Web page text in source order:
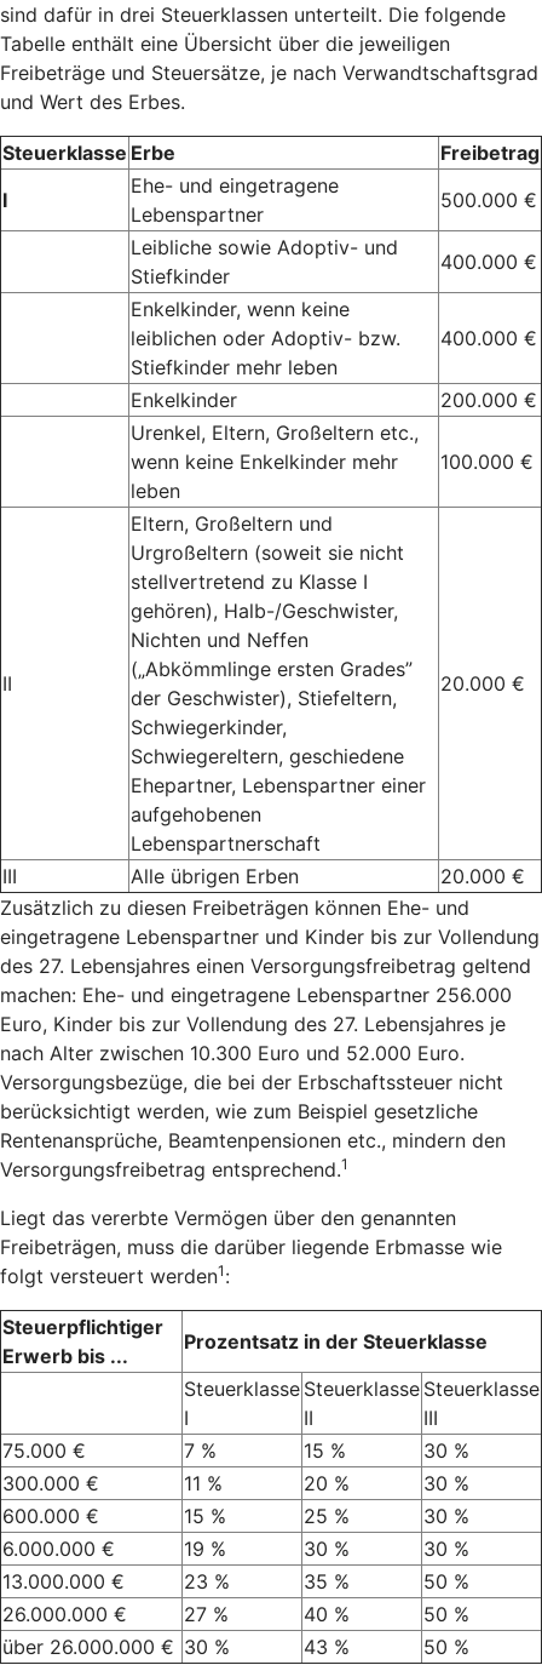
sind dafür in drei Steuerklassen unterteilt. Die folgende
Tabelle enthält eine Übersicht über die jeweiligen
Freibeträge und Steuersätze, je nach Verwandtschaftsgrad
und Wert des Erbes.
Steuerklasse Erbe
Freibetrag
I
Ehe- und eingetragene
Lebenspartner
500.000 €
Leibliche sowie Adoptiv- und
Stiefkinder
400.000 €
Enkelkinder, wenn keine
leiblichen oder Adoptiv- bzw.
Stiefkinder mehr leben
400.000 €
Enkelkinder
200.000 €
Urenkel, Eltern, Großeltern etc.,
wenn keine Enkelkinder mehr
leben
100.000 €
II
Eltern, Großeltern und
Urgroßeltern (soweit sie nicht
stellvertretend zu Klasse I
gehören), Halb-/Geschwister,
Nichten und Neffen
(„Abkömmlinge ersten Grades”
der Geschwister), Stiefeltern,
Schwiegerkinder,
Schwiegereltern, geschiedene
Ehepartner, Lebenspartner einer
aufgehobenen
Lebenspartnerschaft
20.000 €
III Alle übrigen Erben
20.000 €
Zusätzlich zu diesen Freibeträgen können Ehe- und
eingetragene Lebenspartner und Kinder bis zur Vollendung
des 27. Lebensjahres einen Versorgungsfreibetrag geltend
machen: Ehe- und eingetragene Lebenspartner 256.000
Euro, Kinder bis zur Vollendung des 27. Lebensjahres je
nach Alter zwischen 10.300 Euro und 52.000 Euro.
Versorgungsbezüge, die bei der Erbschaftssteuer nicht
berücksichtigt werden, wie zum Beispiel gesetzliche
Rentenansprüche, Beamtenpensionen etc., mindern den
Versorgungsfreibetrag entsprechend.1
Liegt das vererbte Vermögen über den genannten
Freibeträgen, muss die darüber liegende Erbmasse wie
folgt versteuert werden1 :
Steuerpflichtiger
Erwerb bis ...
Prozentsatz in der Steuerklasse
Steuerklasse
I
Steuerklasse
II
Steuerklasse
III
75.000 €
7 % 15 %
30 %
300.000 €
11 % 20 %
30 %
600.000 €
15 % 25 %
30 %
6.000.000 €
19 % 30 %
30 %
13.000.000 €
23 % 35 %
50 %
26.000.000 €
27 % 40 %
50 %
über 26.000.000 € 30 % 43 % 50 %